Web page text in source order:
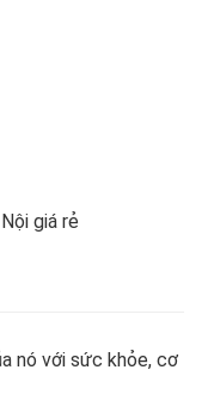
giá rẻ
nó với sức khỏe, cơ